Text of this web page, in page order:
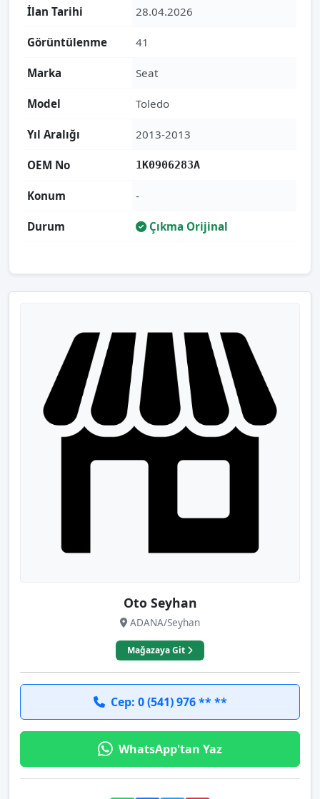
İlan Tarihi 28.04.2026
Görüntülenme 41
Marka Seat
Model Toledo
Yıl Aralığı 2013-2013
OEM No 1K0906283A
Konum -
Durum Çıkma Orijinal
Oto Seyhan
ADANA/Seyhan
Mağazaya Git
Cep: 0 (541) 976 ** **
WhatsApp'tan Yaz